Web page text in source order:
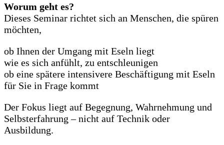
Worum geht es?
Dieses Seminar richtet sich an Menschen, die spüren
möchten,
ob Ihnen der Umgang mit Eseln liegt
wie es sich anfühlt, zu entschleunigen
ob eine spätere intensivere Beschäftigung mit Eseln
für Sie in Frage kommt
Der Fokus liegt auf Begegnung, Wahrnehmung und
Selbsterfahrung – nicht auf Technik oder
Ausbildung.